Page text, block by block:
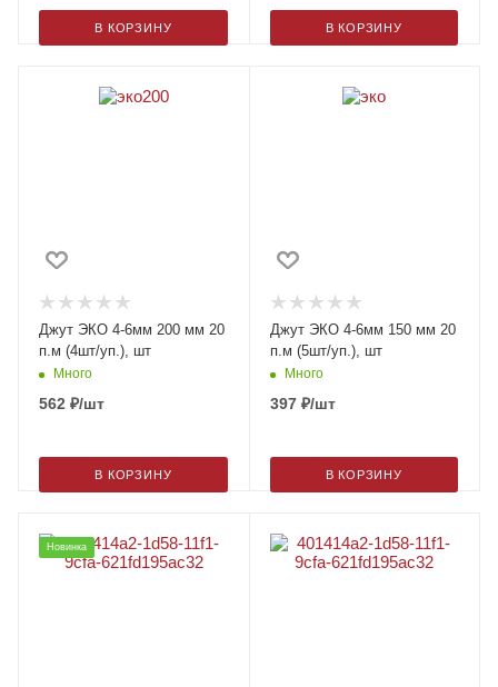
В КОРЗИНУ В КОРЗИНУ
Джут ЭКО 4-6мм 200 мм 20
п.м (4шт/уп.), шт
Много
562 ₽/шт
В КОРЗИНУ
Джут ЭКО 4-6мм 150 мм 20
п.м (5шт/уп.), шт
Много
397₽/шт
В КОРЗИНУ
Новинка